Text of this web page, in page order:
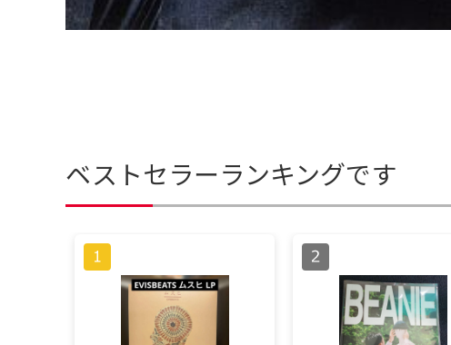
ベストセラーランキングです